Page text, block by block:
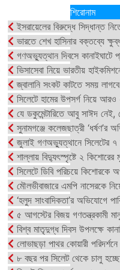
শিরোনাম
ইসরায়েলের বিরুদ্ধে সিদ্ধান্ত
ভারতে শেখ হাসিনার বক্তব্যে
গণঅভ্যুত্থান দিবসে
ভিসাসেবা নিয়ে ভারতীয়
জ্বালানি সংকট কাটতে সময় লাগবে:
সিলেটে হামের উপসর্গ নিয়ে
যে ডকুমেন্টারিতে আবু সাঈদ নেই,
সুনামগঞ্জে কলেজছাত্রী ‘ধর্ষণ’র
জুলাই গণঅভ্যুত্থানে সিলেটের ৭
শাল্লায় বিদ্যুৎস্পৃষ্টে ২ কিশোরের
সিলেটে ডিবি পরিচয়ে কিশোরকে
মৌলভীবাজারে এমপি নাসেরকে
‘হলুদ সাংবাদিকতা’র অভিযোগে
৫ আগস্টের বিজয় গণতন্ত্রকামী
বিশ্ব মাতৃদুগ্ধ দিবস উপলক্ষে
লোভাছড়া পাথর কোয়ারী
৮ বছর পর সিলেট থেকে চালু হচ্ছে